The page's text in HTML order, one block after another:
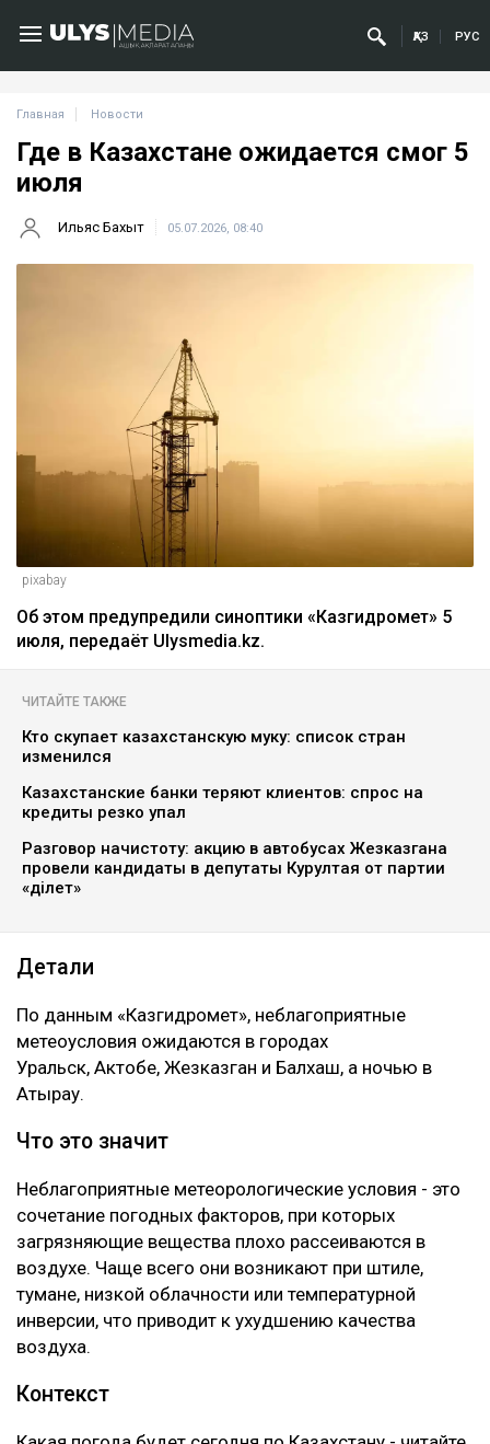
ҚАЗ РУС
Главная Новости
Где в Казахстане ожидается смог 5
июля
Ильяс Бахыт 05.07.2026, 08:40
pixabay
Об этом предупредили синоптики «Казгидромет» 5
июля, передаёт Ulysmedia.kz.
ЧИТАЙТЕ ТАКЖЕ
Кто скупает казахстанскую муку: список стран
изменился
Казахстанские банки теряют клиентов: спрос на
кредиты резко упал
Разговор начистоту: акцию в автобусах Жезказгана
провели кандидаты в депутаты Курултая от партии
«Әділет»
Детали
По данным «Казгидромет», неблагоприятные
метеоусловия ожидаются в городах
Уральск, Актобе, Жезказган и Балхаш, а ночью в
Атырау.
Что это значит
Неблагоприятные метеорологические условия - это
сочетание погодных факторов, при которых
загрязняющие вещества плохо рассеиваются в
воздухе. Чаще всего они возникают при штиле,
тумане, низкой облачности или температурной
инверсии, что приводит к ухудшению качества
воздуха.
Контекст